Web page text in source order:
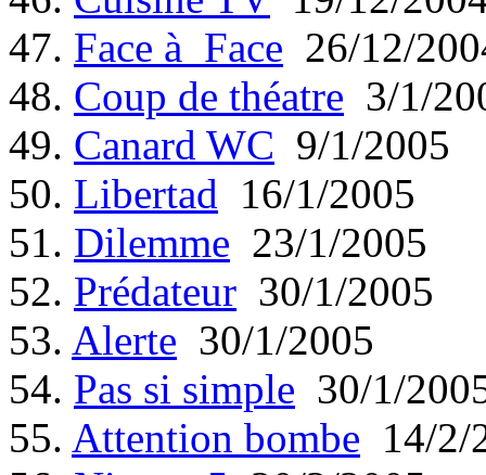
47. Face à Face 26/12/
48. Coup de théatre 3/1/
49. Canard WC 9/1/2005
50. Libertad 16/1/2005
51. Dilemme 23/1/2005
52. Prédateur 30/1/2005
53. Alerte 30/1/2005
54. Pas si simple 30/1/
55. Attention bombe 14/2/